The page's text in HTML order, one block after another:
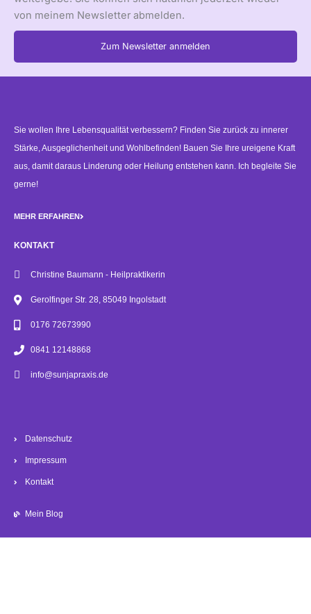
von meinem Newsletter abmelden.
Zum Newsletter anmelden
Sie wollen Ihre Lebensqualität verbessern? Finden Sie zurück zu innerer
Stärke, Ausgeglichenheit und Wohlbefinden! Bauen Sie Ihre ureigene Kraft
aus, damit daraus Linderung oder Heilung entstehen kann. Ich begleite Sie
gerne!
MEHR ERFAHREN
KONTAKT
Christine Baumann - Heilpraktikerin
Gerolfinger Str. 28, 85049 Ingolstadt
0176 72673990
0841 12148868
info@sunjapraxis.de
Datenschutz
Impressum
Kontakt
Mein Blog